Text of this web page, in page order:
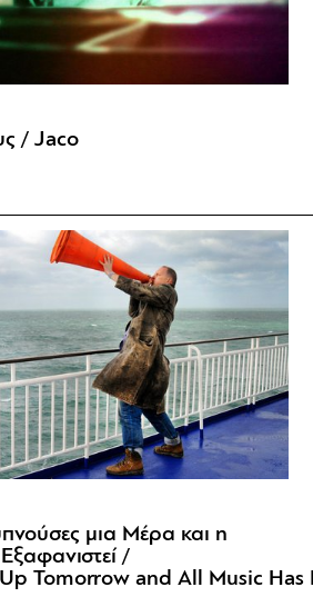
/ Jaco
μια Μέρα και η
/
Tomorrow and All Music